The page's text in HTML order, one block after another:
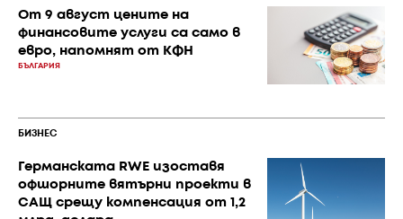
От 9 август цените на
финансовите услуги са само в
евро, напомнят от КФН
БЪЛГАРИЯ
БИЗНЕС
Германската RWE изоставя
офшорните вятърни проекти в
САЩ срещу компенсация от 1,2